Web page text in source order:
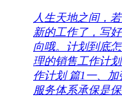
人生天地之间，
新的工作了，写
向哦。计划到底
理的销售工作计
作计划 篇1一、
服务体系承保是